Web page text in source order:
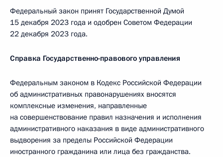
Федеральный закон принят Государственной Думой
15 декабря 2023 года и одобрен Советом Федерации
22 декабря 2023 года.
Справка Государственно-правового управления
Федеральным законом в Кодекс Российской Федерации
об административных правонарушениях вносятся
комплексные изменения, направленные
на совершенствование правил назначения и исполнения
административного наказания в виде административного
выдворения за пределы Российской Федерации
иностранного гражданина или лица без гражданства.